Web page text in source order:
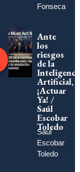
Fonseca
Ante
los
riesgos
de la
Artificial,
¡Actuar
Ya! /
Saúl
Escobar
Toledo
Saúl
Escobar
Toledo